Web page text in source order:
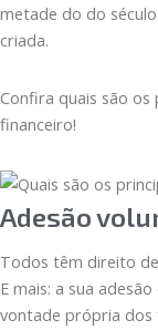
metade do do
criada.
Confira quais são
financeiro!
Adesão
Todos têm direito
E mais: a sua
vontade própria dos